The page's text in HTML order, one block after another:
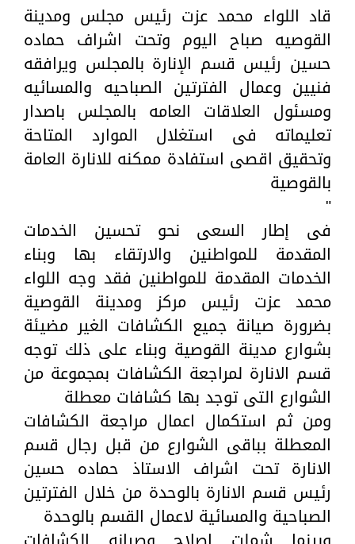
قاد اللواء محمد عزت رئيس مجلس ومدينة
القوصيه صباح اليوم وتحت اشراف حماده
حسين رئيس قسم الإنارة بالمجلس ويرافقه
فنيين وعمال الفترتين الصباحيه والمسائيه
ومسئول العلاقات العامه بالمجلس باصدار
تعليماته فى استغلال الموارد المتاحة
وتحقيق اقصى استفادة ممكنه للانارة العامة
بالقوصية
"
فى إطار السعى نحو تحسين الخدمات
المقدمة للمواطنين والارتقاء بها وبناء
الخدمات المقدمة للمواطنين فقد وجه اللواء
محمد عزت رئيس مركز ومدينة القوصية
بضرورة صيانة جميع الكشافات الغير مضيئة
بشوارع مدينة القوصية وبناء على ذلك توجه
قسم الانارة لمراجعة الكشافات بمجموعة من
الشوارع التى توجد بها كشافات معطلة
ومن ثم استكمال اعمال مراجعة الكشافات
المعطلة بباقى الشوارع من قبل رجال قسم
الانارة تحت اشراف الاستاذ حماده حسين
رئيس قسم الانارة بالوحدة من خلال الفترتين
الصباحية والمسائية لاعمال القسم بالوحدة